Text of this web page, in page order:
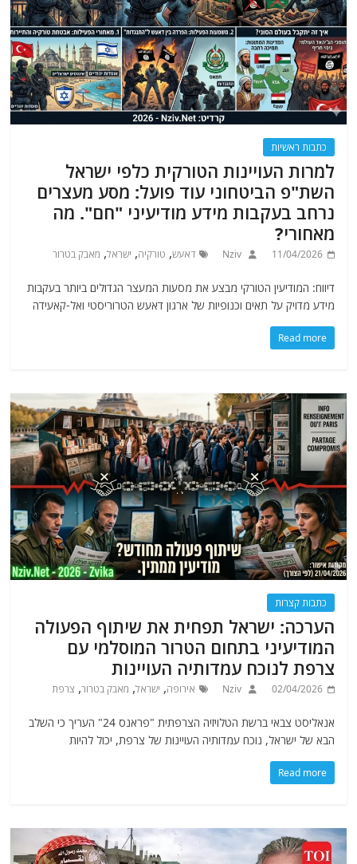
כתבות ראשיות
למרות העויינות הטורקית כלפי ישראל
השת"פ הביטחוני עוד פועל: מסע מעצרים
נרחב בעקבות מידע מודיעיני "חם". מה
מאחורי?
11/04/2026
Nziv דאעש, טורקיה, ישראל, מאבק בטרור
דיווח: המודיעין הטורקי מבצע את מסעות המעצר הגדולים ביותר בעקבות
מידע מדויק על תאים וכנופיות של ארגון דאעש הטרוריסטי ואל-קאעידה
Read more
כתבות קצרות
הערכה: ישראל תפחית את שיתוף הפעולה
המודיעיני בתחום הטרור המוסלמי עם
צרפת לנוכח עמדותיה העויינות
02/04/2026
Nziv אירופה, ישראל, מאבק בטרור, צרפת
אנאליסט צבאי ברשת הטלויזיה הצרפתית "פראנס 24" העריך כי השלב
הבא של ישראל, נוכח עמדותיה העויינות של צרפת, יכול להיות
Read more